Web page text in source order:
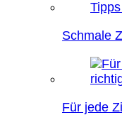
Schmale
Für jede